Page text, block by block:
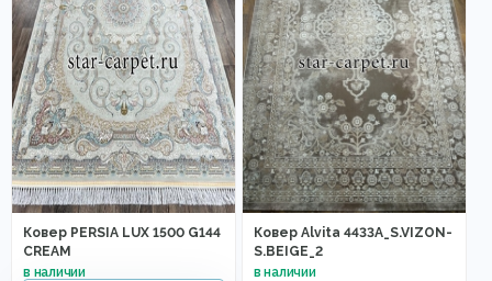
Ковер PERSIA LUX 1500 G144
CREAM
Ковер Alvita 4433A_S.VIZON-
S.BEIGE_2